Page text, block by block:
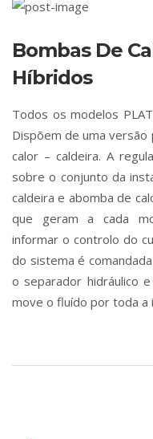
Bombas De
Híbridos
Todos os modelos
Dispõem de uma versão
calor – caldeira. A
sobre o conjunto da
caldeira e abomba de
que geram a cada
informar o controlo do
do sistema é
o separador hidráulico
move o fluído por toda a